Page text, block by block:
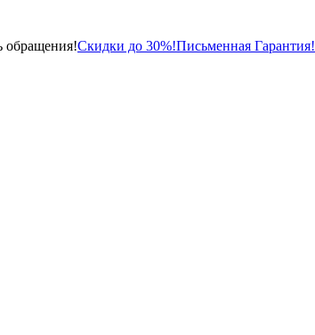
обращения!Скидки до 30%!Письменная Гарантия!